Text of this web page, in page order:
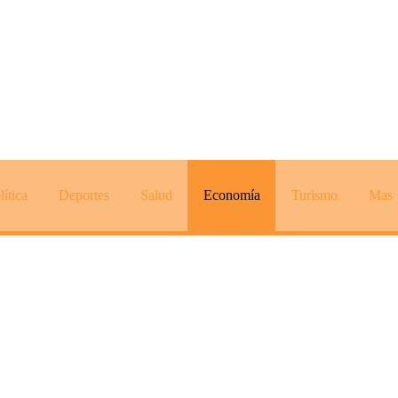
Deportes Salud Economía Turismo Mas